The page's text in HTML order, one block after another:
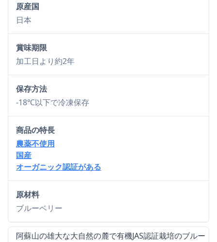
原産国
日本
賞味期限
加工日より約2年
保存方法
-18℃以下で冷凍保存
商品の特長
農薬不使用
国産
オーガニック認証がある
原材料
ブルーベリー
阿蘇山の雄大な大自然の麓で有機JAS認証栽培のブルー